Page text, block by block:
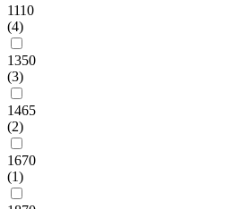
1110
(4)
1350
(3)
1465
(2)
1670
(1)